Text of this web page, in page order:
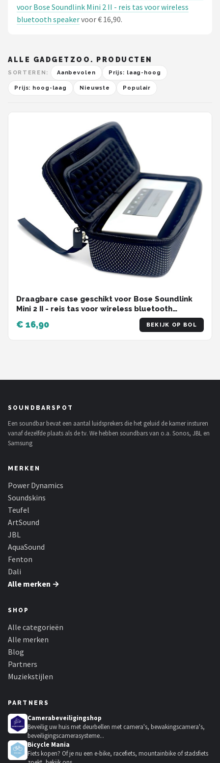
voor Bose Soundlink Mini 2 II - reis tas voor wireless
bluetooth speakervoor € 16,90.
ALLE GADGETZOO. PRODUCTEN
SORTEREN: Aanbevolen Prijs: laag-hoog
Prijs: hoog-laag Nieuwste Populair
Draagbare case geschikt voor Bose Soundlink
Mini 2 II - reis tas voor wireless bluetooth
€ 16,90 BEKIJK OP BOL
SOUNDBARSPOT
Een soundbar bevat een aantal luidsprekers die het geluid de kamer insturen
vanaf dezelfde plaats als de tv. We hebben soundbars van o.a. Sonos, JBL en
Samsung
MERKEN
Power Dynamics
Soundskins
Teufel
ArtSound
JBL
AquaSound
Fenton
Dali
Alle merken →
SHOP
Alle categorieën
Alle merken
Blog
Partners
Muziekstijlen
PARTNERS
Camerabeveiligingshop
Beveilig uw huis met deurbellen met camera's, bewakingscamera's,
beveiligingscamerasysteme...
Bicycle Mania
Fiets kopen? Of je nu een e-bike, racefiets, mountainbike of stadsfiets